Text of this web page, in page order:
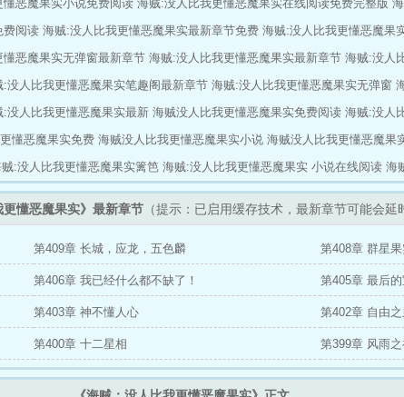
恶魔果实小说免费阅读 海贼:没人比我更懂恶魔果实在线阅读免费完整版
费阅读 海贼:没人比我更懂恶魔果实最新章节免费 海贼:没人比我更懂恶魔果
恶魔果实无弹窗最新章节 海贼:没人比我更懂恶魔果实最新章节 海贼:没人
:没人比我更懂恶魔果实笔趣阁最新章节 海贼:没人比我更懂恶魔果实无弹窗
:没人比我更懂恶魔果实最新 海贼没人比我更懂恶魔果实免费阅读 海贼:没人
懂恶魔果实免费 海贼没人比我更懂恶魔果实小说 海贼没人比我更懂恶魔果
:没人比我更懂恶魔果实篱笆 海贼:没人比我更懂恶魔果实 小说在线阅读 海
更懂恶魔果实》最新章节 （提示：已启用缓存技术，最新章节可能会延
第409章 长城，应龙，五色麟 第408章 群星
第406章 我已经什么都不缺了！ 第405章 最后
第403章 神不懂人心 第402章 自由之
第400章 十二星相 第399章 风雨之